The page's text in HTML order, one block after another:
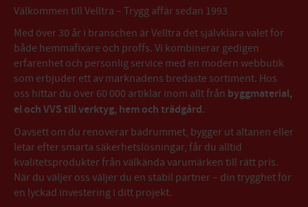
Välkommen till Velltra – Trygg affär sedan 1993
Med över 30 år i branschen är Velltra det självklara valet för
både hemmafixare och proffs. Vi kombinerar gedigen
erfarenhet och personlig service med en modern webbutik
som erbjuder ett av marknadens bredaste sortiment. Hos
oss hittar du över 60 000 artiklar inom allt från byggmaterial,
el och VVS till verktyg, hem och trädgård.
Oavsett om du renoverar badrummet, bygger ut altanen eller
letar efter smarta säkerhetslösningar, får du alltid
kvalitetsprodukter från välkända varumärken till rätt pris.
När du väljer oss väljer du en stabil partner – din trygghet för
en lyckad investering i ditt projekt.